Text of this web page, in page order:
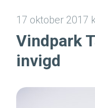
17 oktober 2017
Vindpark
invigd